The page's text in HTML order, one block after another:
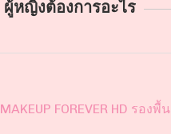
ผู้หญิงต้องการอะไร
MAKEUP FOREVER HD รองพื้น